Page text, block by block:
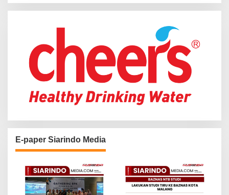
o
E-paper Siarindo Media